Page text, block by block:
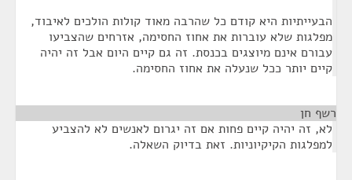
הבעייתיות היא קודם כל שהרבה מאוד קולות הולכים לאיבוד,
מפלגות שלא עוברות את אחוז החסימה, אזרחים שהצביעו
עבורם אינם מיוצגים בכנסת. זה גם קיים היום אבל זה יהיה
קיים יותר ככל שנעלה את אחוז החסימה.
רשף חן
לא, זה יהיה קיים פחות אם זה יגרום לאנשים לא להצביע
למפלגות הקיקיוניות. זאת בדיוק השאלה.